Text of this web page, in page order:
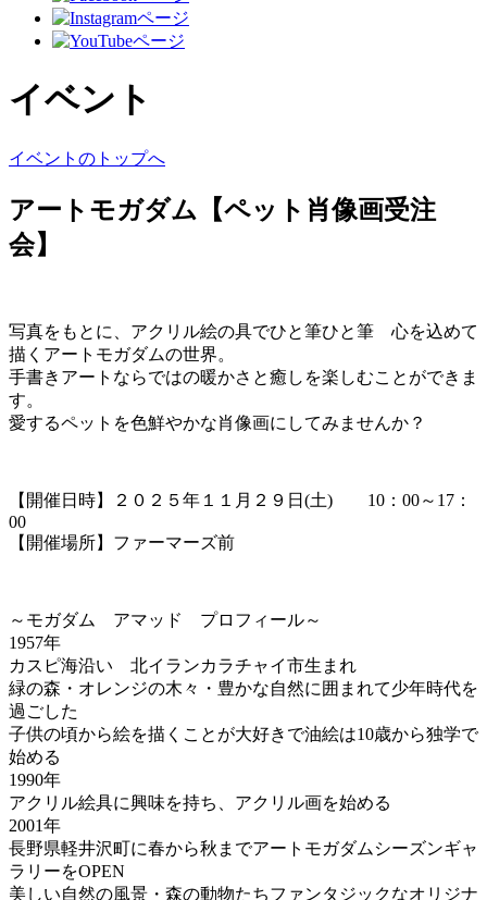
イベント
イベントのトップへ
アートモガダム【ペット肖像画受注
会】
写真をもとに、アクリル絵の具でひと筆ひと筆 心を込めて
描くアートモガダムの世界。
手書きアートならではの暖かさと癒しを楽しむことができま
す。
愛するペットを色鮮やかな肖像画にしてみませんか？
【開催日時】２０２５年１１月２９日(土) 10：00～17：
00
【開催場所】ファーマーズ前
～モガダム アマッド プロフィール～
1957年
カスピ海沿い 北イランカラチャイ市生まれ
緑の森・オレンジの木々・豊かな自然に囲まれて少年時代を
過ごした
子供の頃から絵を描くことが大好きで油絵は10歳から独学で
始める
1990年
アクリル絵具に興味を持ち、アクリル画を始める
2001年
長野県軽井沢町に春から秋までアートモガダムシーズンギャ
ラリーをOPEN
美しい自然の風景・森の動物たちファンタジックなオリジナ